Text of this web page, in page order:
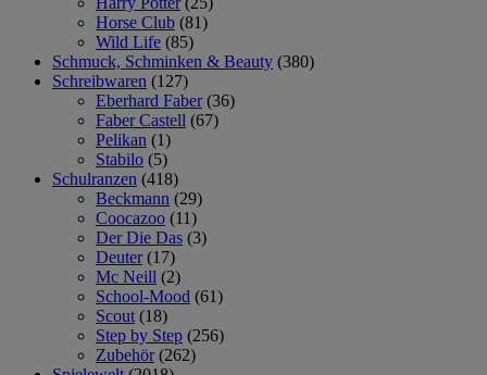
Horse Club (81)
Wild Life (85)
Schmuck, Schminken & Beauty (380)
Schreibwaren (127)
Eberhard Faber (36)
Faber Castell (67)
Pelikan (1)
Stabilo (5)
Schulranzen (418)
Beckmann (29)
Coocazoo (11)
Der Die Das (3)
Deuter (17)
Mc Neill (2)
School-Mood (61)
Scout (18)
Step by Step (256)
Zubehör (262)